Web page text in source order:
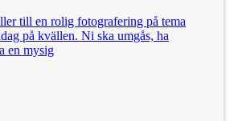
till en rolig fotografering på tema
på kvällen. Ni ska umgås, ha
en mysig